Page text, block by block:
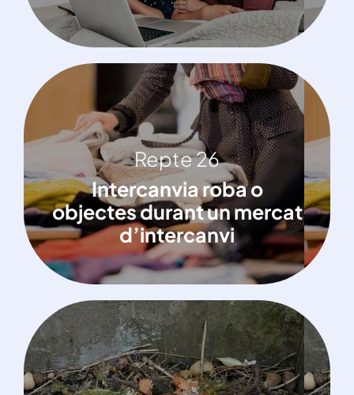
Repte 26
Intercanvia roba o
objectes durant un mercat
d’intercanvi
Repte 26
Intercanvia roba o objectes durant un
mercat d’intercanvi